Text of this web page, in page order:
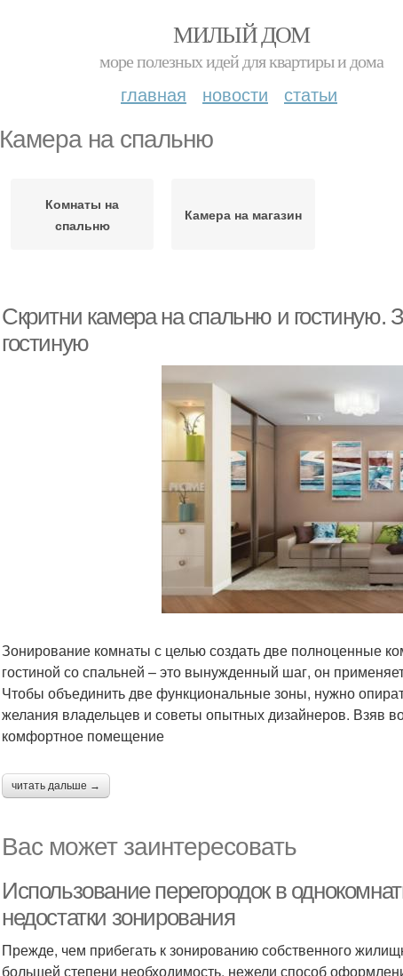
МИЛЫЙ ДОМ
море полезных идей для квартиры и дома
главная новости статьи
Камера на спальню
Комнаты на
спальню
Камера на магазин
Скритни камера на спальню и гостиную.
гостиную
Зонирование комнаты с целью создать две полноценные
гостиной со спальней – это вынужденный шаг, он
Чтобы объединить две функциональные зоны, нужно
желания владельцев и советы опытных дизайнеров. Взяв
комфортное помещение
читать дальше →
Вас может заинтересовать
Использование перегородок в
недостатки зонирования
Прежде, чем прибегать к зонированию собственного
большей степени необходимость, нежели способ